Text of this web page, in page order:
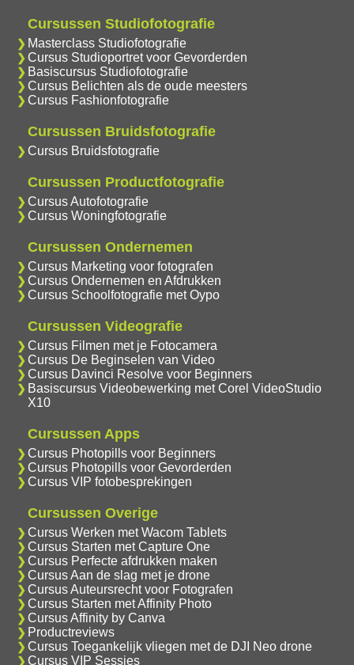
Cursussen Studiofotografie
Masterclass Studiofotografie
Cursus Studioportret voor Gevorderden
Basiscursus Studiofotografie
Cursus Belichten als de oude meesters
Cursus Fashionfotografie
Cursussen Bruidsfotografie
Cursus Bruidsfotografie
Cursussen Productfotografie
Cursus Autofotografie
Cursus Woningfotografie
Cursussen Ondernemen
Cursus Marketing voor fotografen
Cursus Ondernemen en Afdrukken
Cursus Schoolfotografie met Oypo
Cursussen Videografie
Cursus Filmen met je Fotocamera
Cursus De Beginselen van Video
Cursus Davinci Resolve voor Beginners
Basiscursus Videobewerking met Corel VideoStudio
X10
Cursussen Apps
Cursus Photopills voor Beginners
Cursus Photopills voor Gevorderden
Cursus VIP fotobesprekingen
Cursussen Overige
Cursus Werken met Wacom Tablets
Cursus Starten met Capture One
Cursus Perfecte afdrukken maken
Cursus Aan de slag met je drone
Cursus Auteursrecht voor Fotografen
Cursus Starten met Affinity Photo
Cursus Affinity by Canva
Productreviews
Cursus Toegankelijk vliegen met de DJI Neo drone
Cursus VIP Sessies